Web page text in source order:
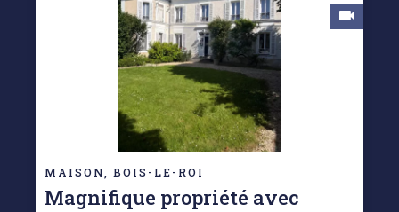
MAISON, BOIS-LE-ROI
Magnifique propriété avec